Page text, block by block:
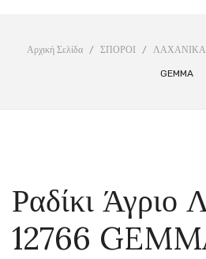
ΣΧΕΤΙΚΆ ΜΕ ΕΜΆΣ
ΕΠΙΚΟΙΝΩΝΊΑ
Αρχική Σελίδα / ΣΠΟΡΟΙ / ΛΑΧΑΝΙΚΑ
GEMMA
Ραδίκι Άγριο
12766